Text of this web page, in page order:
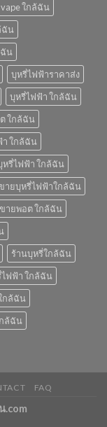
vape ใกล้ฉัน
ฉัน
ฉัน
บุหรี่ไฟฟ้าราคาส่ง
บุหรี่ไฟฟ้า ใกล้ฉัน
ใกล้ฉัน
ใกล้ฉัน
รี่ไฟฟ้า ใกล้ฉัน
ายบุหรี่ไฟฟ้าใกล้ฉัน
ายพอต ใกล้ฉัน
ร้านบุหรี่ใกล้ฉัน
ฟฟ้า ใกล้ฉัน
กล้ฉัน
ล้ฉัน
FAQ
.com